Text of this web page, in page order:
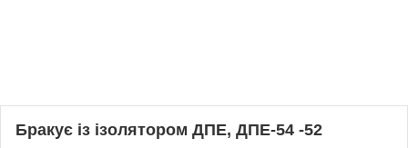
Бракує із ізолятором ДПЕ, ДПЕ-54 -52